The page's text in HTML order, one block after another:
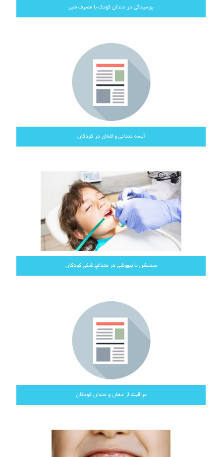
پوسیدگی در دندان کودک با مصرف شیر
آبسه دندانی و لثه‌ای در کودکان
سدیشن یا بیهوشی در دندانپزشکی کودکان
مراقبت از دهان و دندان کودکان